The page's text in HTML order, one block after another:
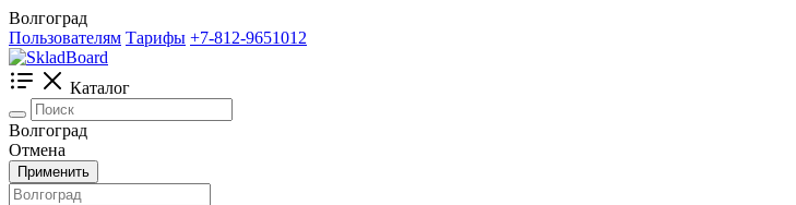
Волгоград
Пользователям Тарифы +7-812-9651012
Каталог
Волгоград
Отмена
Применить